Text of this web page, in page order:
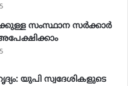
സംസ്ഥാന സർക്കാർ
യുപി സ്വദേശികളുടെ